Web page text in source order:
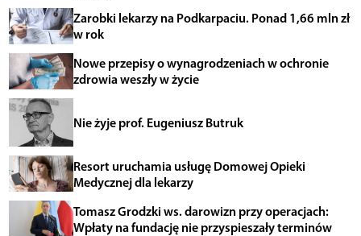
Zarobki lekarzy na Podkarpaciu. Ponad 1,66 mln zł
w rok
Nowe przepisy o wynagrodzeniach w ochronie
zdrowia weszły w życie
Nie żyje prof. Eugeniusz Butruk
Resort uruchamia usługę Domowej Opieki
Medycznej dla lekarzy
Tomasz Grodzki ws. darowizn przy operacjach:
Wpłaty na fundację nie przyspieszały terminów